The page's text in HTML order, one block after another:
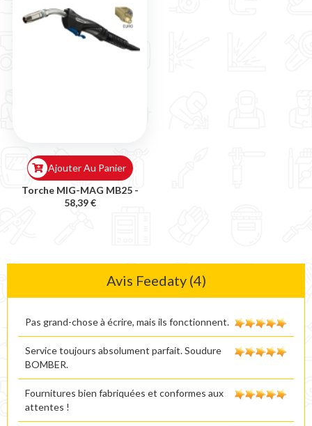
Torche MIG-MAG MB25 -
58,39 €
Ajouter Au Panier
Avis Feedaty (4)
Pas grand-chose à écrire, mais ils fonctionnent.
Service toujours absolument parfait. Soudure
BOMBER.
Fournitures bien fabriquées et conformes aux
attentes !